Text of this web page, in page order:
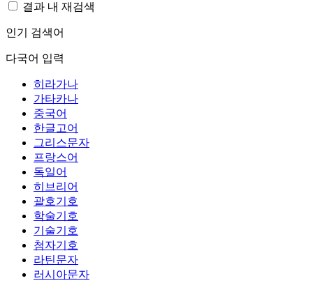
결과 내 재검색
인기 검색어
다국어 입력
히라가나
가타카나
중국어
한글고어
그리스문자
프랑스어
독일어
히브리어
괄호기호
학술기호
기술기호
첨자기호
라틴문자
러시아문자